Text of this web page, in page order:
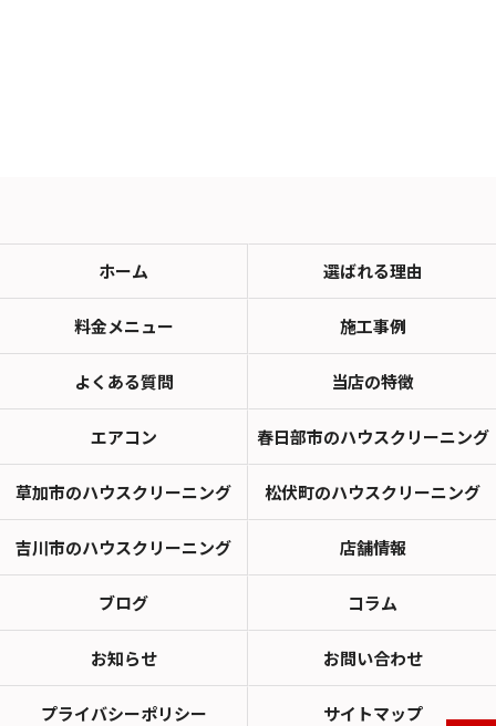
ホーム 選ばれる理由
料金メニュー 施工事例
よくある質問 当店の特徴
エアコン 春日部市のハウスクリーニング
草加市のハウスクリーニング 松伏町のハウスクリーニング
吉川市のハウスクリーニング 店舗情報
ブログ コラム
お知らせ お問い合わせ
プライバシーポリシー サイトマップ